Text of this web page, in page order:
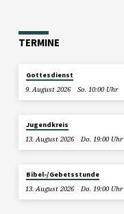
TERMINE
Gottesdienst
9. August 2026
So. 10:00 Uhr
Jugendkreis
13. August 2026
Do. 19:00 Uhr
Bibel-/Gebetsstunde
13. August 2026
Do. 19:00 Uhr